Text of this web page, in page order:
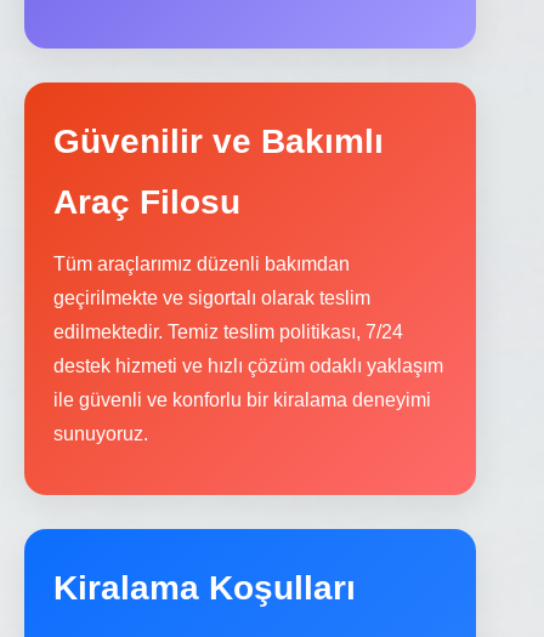
Güvenilir ve Bakımlı
Araç Filosu
Tüm araçlarımız düzenli bakımdan
geçirilmekte ve sigortalı olarak teslim
edilmektedir. Temiz teslim politikası, 7/24
destek hizmeti ve hızlı çözüm odaklı yaklaşım
ile güvenli ve konforlu bir kiralama deneyimi
sunuyoruz.
Kiralama Koşulları